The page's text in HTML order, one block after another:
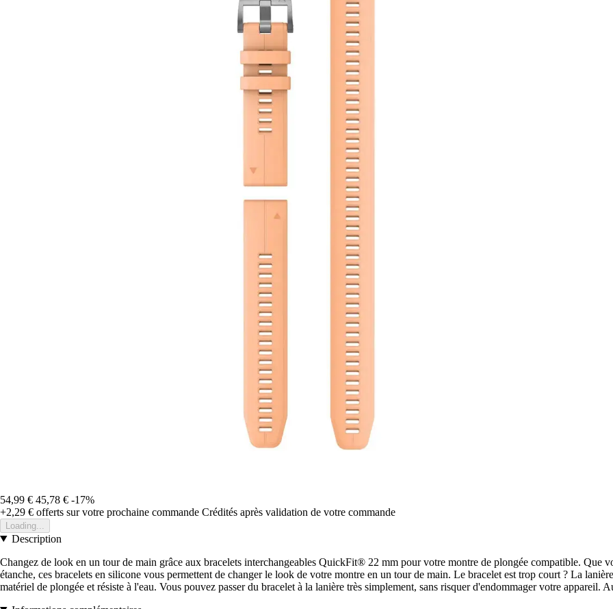
54,99 € 45,78 € -17%
+2,29 € offerts sur votre prochaine commande Crédités après validation de votre commande
Loading...
Description
Changez de look en un tour de main grâce aux bracelets interchangeables QuickFit® 22 mm pour votre montre de plongée compatible. Que
étanche, ces bracelets en silicone vous permettent de changer le look de votre montre en un tour de main. Le bracelet est trop court ? La
matériel de plongée et résiste à l'eau. Vous pouvez passer du bracelet à la lanière très simplement, sans risquer d'endommager votre appareil.